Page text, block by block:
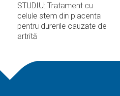
STUDIU: Tratament cu
celule stem din placenta
pentru durerile cauzate de
artrită